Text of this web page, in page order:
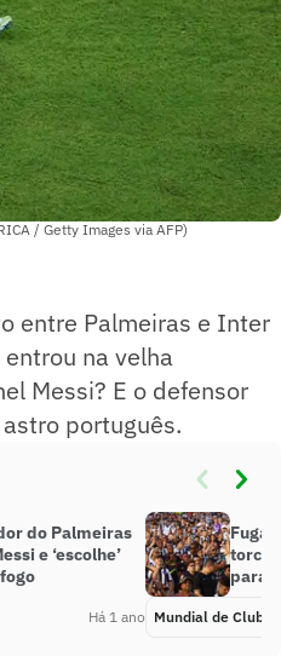
/ Getty Images via AFP)
entre Palmeiras e Inter
na velha
Messi? E o defensor
português.
do Palmeiras
e ‘escolhe’
Há 1 ano
Fuga
para
Mundial de Clubes